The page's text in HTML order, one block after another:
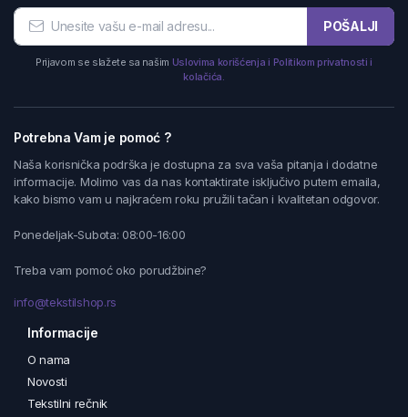
POŠALJI
Prijavom se slažete sa našim Uslovima korišćenja i Politikom privatnosti i
kolačića.
Potrebna Vam je pomoć ?
Naša korisnička podrška je dostupna za sva vaša pitanja i dodatne
informacije. Molimo vas da nas kontaktirate isključivo putem emaila,
kako bismo vam u najkraćem roku pružili tačan i kvalitetan odgovor.
Ponedeljak-Subota: 08:00-16:00
Treba vam pomoć oko porudžbine?
info@tekstilshop.rs
Informacije
O nama
Novosti
Tekstilni rečnik